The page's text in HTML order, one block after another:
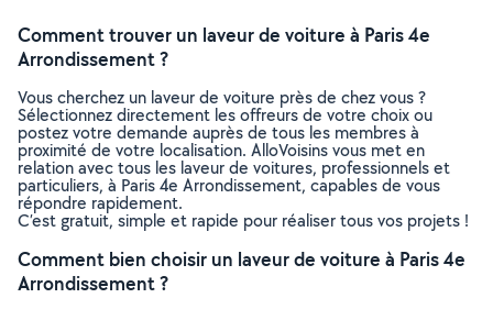
Comment trouver un laveur de voiture à Paris 4e
Arrondissement ?
Vous cherchez un laveur de voiture près de chez vous ?
Sélectionnez directement les offreurs de votre choix ou
postez votre demande auprès de tous les membres à
proximité de votre localisation. AlloVoisins vous met en
relation avec tous les laveur de voitures, professionnels et
particuliers, à Paris 4e Arrondissement, capables de vous
répondre rapidement.
C’est gratuit, simple et rapide pour réaliser tous vos projets !
Comment bien choisir un laveur de voiture à Paris 4e
Arrondissement ?